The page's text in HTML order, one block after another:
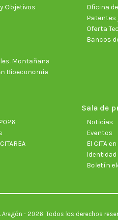
Objetivos
Montañana
Bioeconomía
Oficina
Patentes
Oferta
Bancos
Sala de
Noticias
Eventos
El CITA
Boletín
Aragón - 2026. Todos los derechos